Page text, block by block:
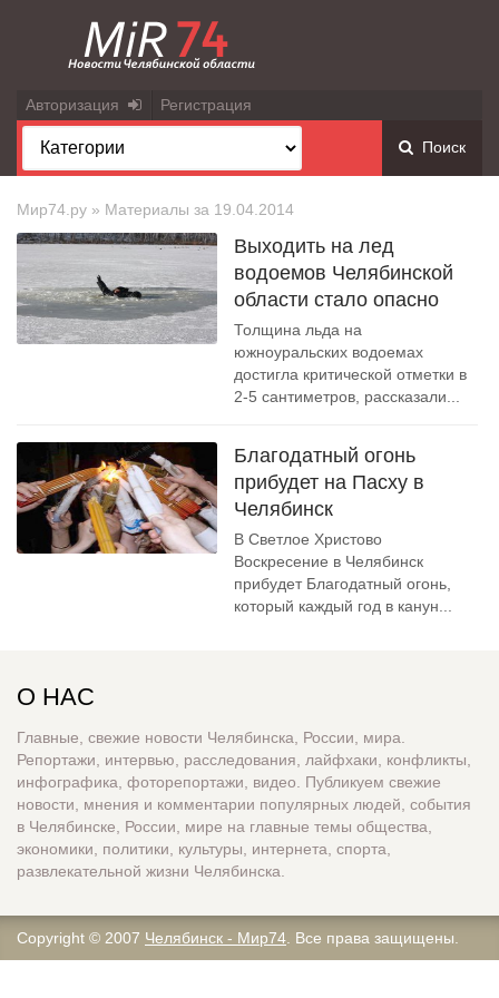
Авторизация Регистрация
Поиск
Мир74.ру » Материалы за 19.04.2014
Выходить на лед
водоемов Челябинской
области стало опасно
Толщина льда на
южноуральских водоемах
достигла критической отметки в
2-5 сантиметров, рассказали...
Благодатный огонь
прибудет на Пасху в
Челябинск
В Светлое Христово
Воскресение в Челябинск
прибудет Благодатный огонь,
который каждый год в канун...
О НАС
Главные, свежие новости Челябинска, России, мира.
Репортажи, интервью, расследования, лайфхаки, конфликты,
инфографика, фоторепортажи, видео. Публикуем свежие
новости, мнения и комментарии популярных людей, события
в Челябинске, России, мире на главные темы общества,
экономики, политики, культуры, интернета, спорта,
развлекательной жизни Челябинска.
Copyright © 2007 Челябинск - Мир74 . Все права защищены.